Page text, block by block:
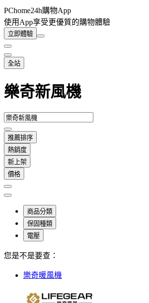
PChome24h購物App
使用App享受更優質的購物體驗
立即體驗
全站
樂奇新風機
推薦排序
熱銷度
新上架
價格
商品分類
保固種類
電壓
您是不是要查：
樂奇暖風機